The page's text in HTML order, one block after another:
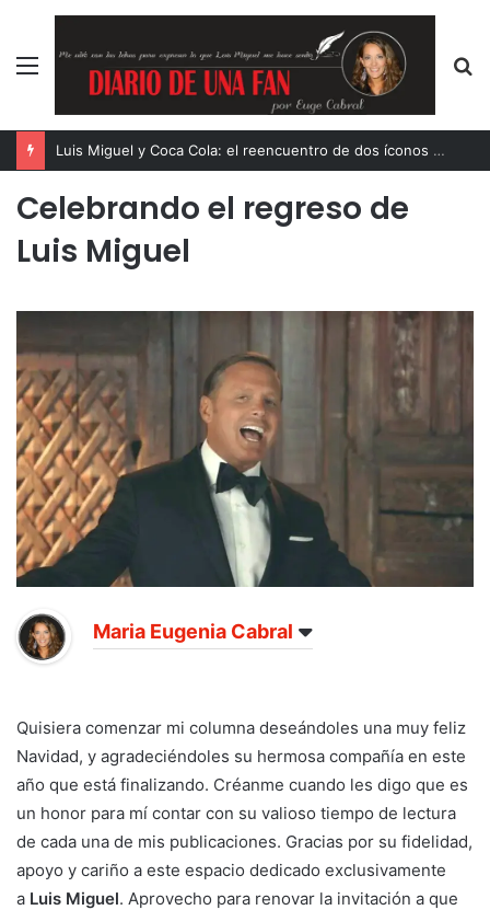
Menú
Luis Miguel y Coca Cola: el reencuentro de dos íconos eternos
Celebrando el regreso de
Luis Miguel
Maria Eugenia Cabral
Quisiera comenzar mi columna deseándoles una muy feliz
Navidad, y agradeciéndoles su hermosa compañía en este
año que está finalizando. Créanme cuando les digo que es
un honor para mí contar con su valioso tiempo de lectura
de cada una de mis publicaciones. Gracias por su fidelidad,
apoyo y cariño a este espacio dedicado exclusivamente
a Luis Miguel. Aprovecho para renovar la invitación a que